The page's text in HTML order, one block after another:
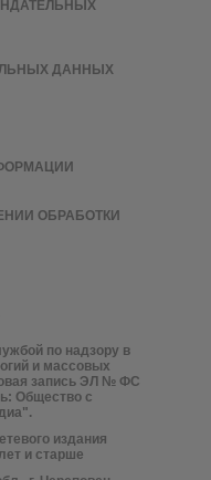
по надзору в
и массовых
запись ЭЛ № ФС
Общество с
издания
и старше
ДАННЫХ
ОБРАБОТКИ